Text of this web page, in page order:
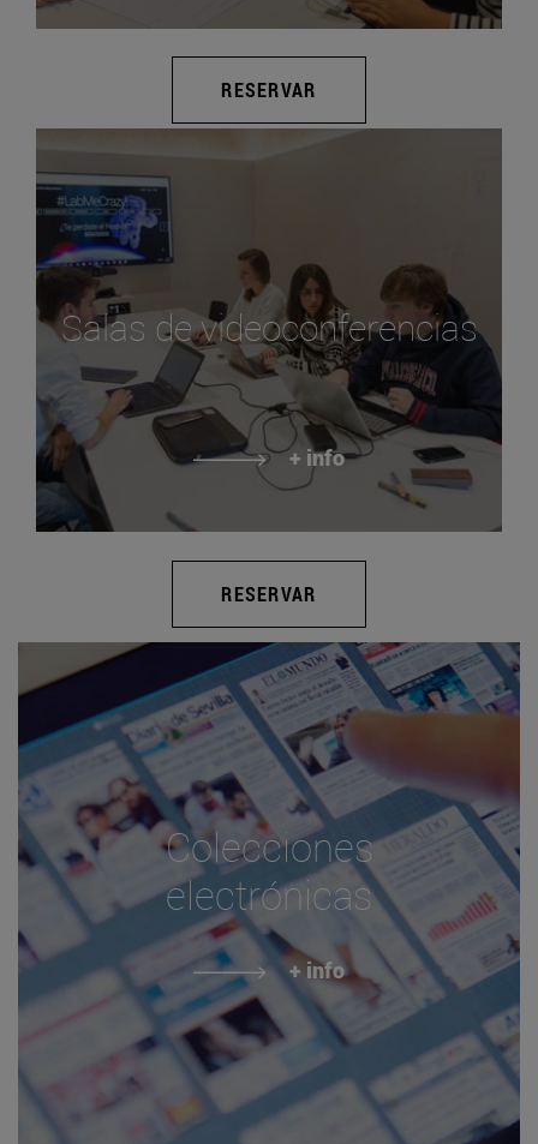
RESERVAR
Salas de videoconferencias
+ info
RESERVAR
Colecciones
electrónicas
+ info